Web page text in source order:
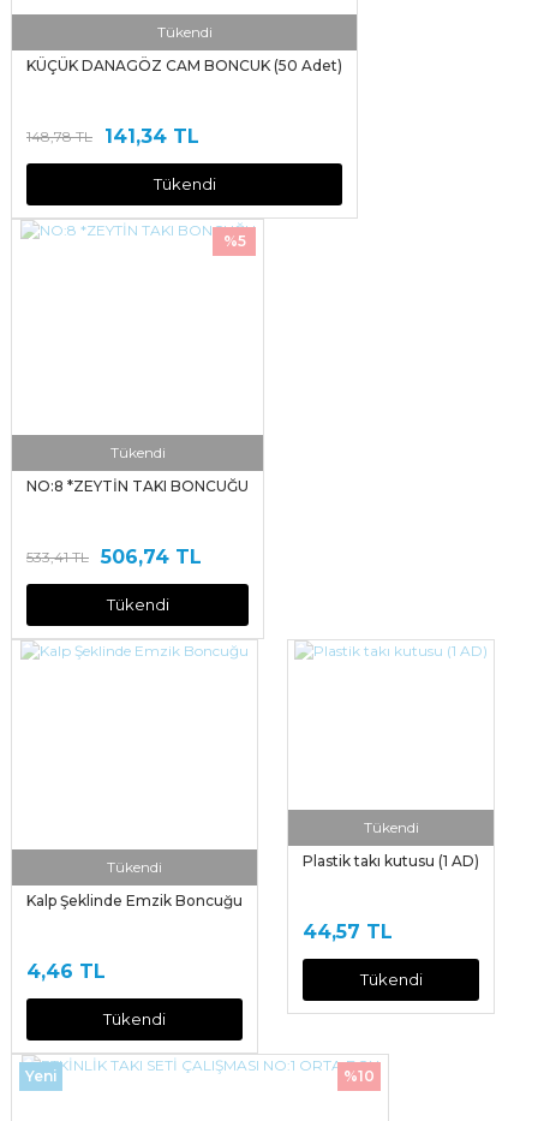
Tükendi
KÜÇÜK DANAGÖZ CAM BONCUK (50 Adet)
148,78 TL 141,34 TL
Tükendi
%5
Tükendi
NO:8 *ZEYTİN TAKI BONCUĞU
533,41 TL 506,74 TL
Tükendi
Tükendi
Kalp Şeklinde Emzik Boncuğu
4,46 TL
Tükendi
Tükendi
Plastik takı kutusu (1 AD)
44,57 TL
Tükendi
%10
Yeni